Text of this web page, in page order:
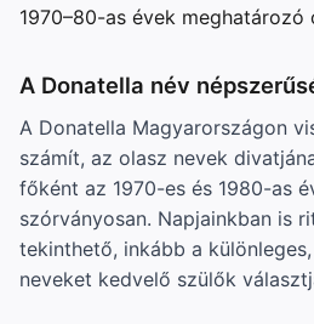
1970–80-as évek meghatározó
A Donatella név
A Donatella Magyarországon
számít, az olasz nevek
főként az 1970-es és 1980-as
szórványosan. Napjainkban is
tekinthető, inkább a
neveket kedvelő szülők